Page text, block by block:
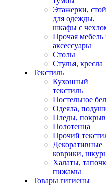
Этажерки,
для одежды,
шкафы с
Прочая мебель
аксессуары
Столы
Стулья, кресла
Текстиль
Кухонный
текстиль
Постельное
Одеяла,
Пледы,
Полотенца
Прочий
Декоративные
коврики,
Халаты,
пижамы
Товары гигиены